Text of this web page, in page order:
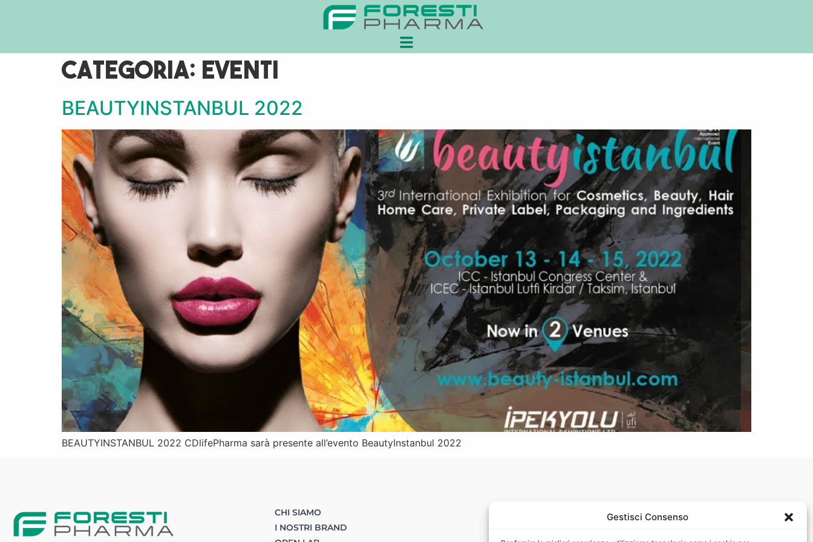
Gestisci Consenso
Categoria: Eventi
BEAUTYINSTANBUL 2022
BEAUTYINSTANBUL 2022 CDlifePharma sarà presente all’evento BeautyInstanbul 2022
CHI SIAMO
I NOSTRI BRAND
COOKIE POLICY